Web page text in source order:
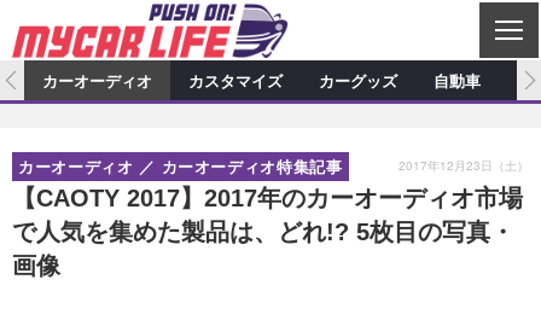
C
L
S
E
カーオーディオ
プロショップ検索 ショップ訪問記
カーオーディオニュース デモカー製作記
カスタマイズ特集記事 カスタマイズ新製品情報
カスタマイズニュース
カーグッズ
カーグッズ特集記事 カーグッズ新製品情報
自動車
カーオーディオ カスタマイズ カーグッズ 自動車
【CAOTY 2017】2017年のカーオーディオ市場
で人気を集めた製品は、どれ!? 5枚目の写真・
画像
カーオーディオ カーオーディオ特集記事 2017年12月23日（土）